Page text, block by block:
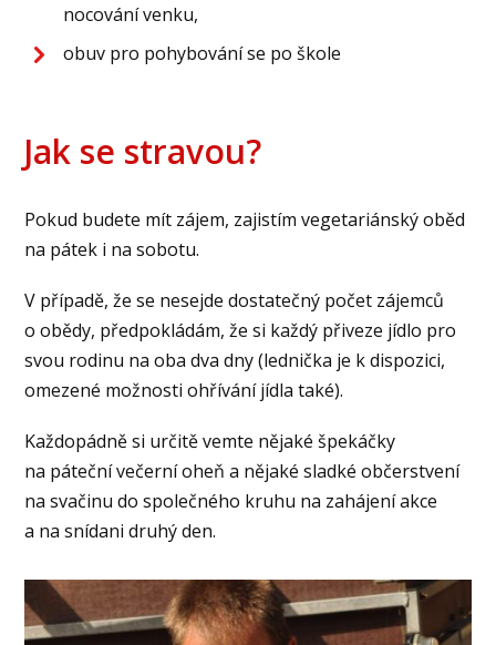
nocování venku,
obuv pro pohybování se po škole
Jak se stravou?
Pokud budete mít zájem, zajistím vegetariánský oběd
na pátek i na sobotu.
V případě, že se nesejde dostatečný počet zájemců
o obědy, předpokládám, že si každý přiveze jídlo pro
svou rodinu na oba dva dny (lednička je k dispozici,
omezené možnosti ohřívání jídla také).
Každopádně si určitě vemte nějaké špekáčky
na páteční večerní oheň a nějaké sladké občerstvení
na svačinu do společného kruhu na zahájení akce
a na snídani druhý den.